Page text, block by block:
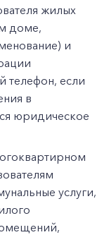
жилых
доме,
и
телефон, если
в
юридическое
услуги,